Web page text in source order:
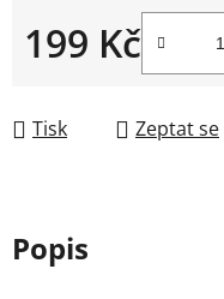
199 Kč
Tisk Zeptat se
Popis